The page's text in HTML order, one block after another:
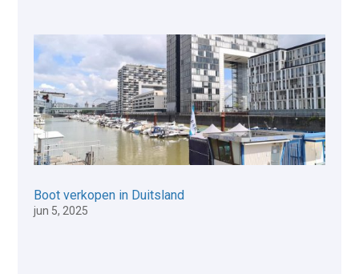
Boot verkopen in Duitsland
jun 5, 2025